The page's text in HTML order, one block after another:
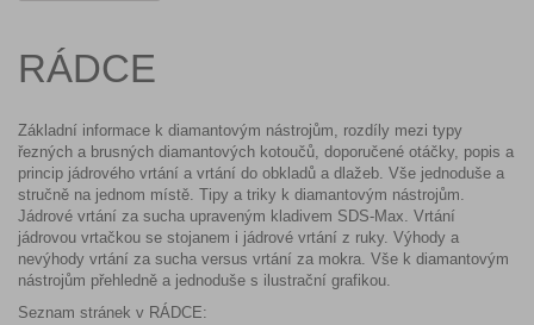
RÁDCE
Základní informace k diamantovým nástrojům, rozdíly mezi typy
řezných a brusných diamantových kotoučů, doporučené otáčky, popis a
princip jádrového vrtání a vrtání do obkladů a dlažeb. Vše jednoduše a
stručně na jednom místě. Tipy a triky k diamantovým nástrojům.
Jádrové vrtání za sucha upraveným kladivem SDS-Max. Vrtání
jádrovou vrtačkou se stojanem i jádrové vrtání z ruky. Výhody a
nevýhody vrtání za sucha versus vrtání za mokra. Vše k diamantovým
nástrojům přehledně a jednoduše s ilustrační grafikou.
Seznam stránek v RÁDCE: